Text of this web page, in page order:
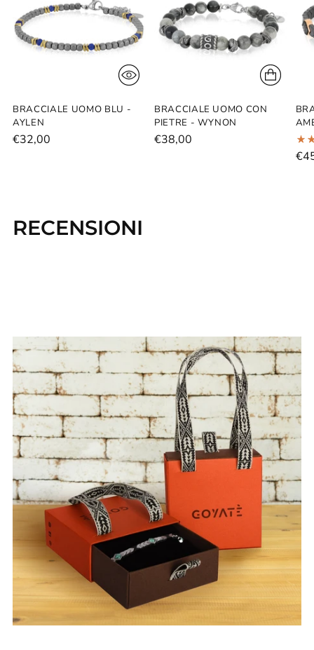
carrello...
BRACCIALE UOMO BLU -
AYLEN
€32,00
BRACCIALE UOMO CON
PIETRE - WYNON
€38,00
RECENSIONI